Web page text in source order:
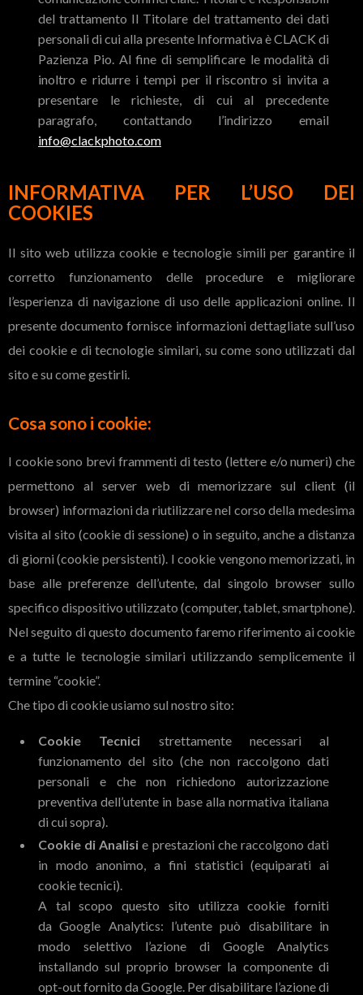
del trattamento Il Titolare del trattamento dei dati
personali di cui alla presente Informativa è CLACK di
Pazienza Pio. Al fine di semplificare le modalità di
inoltro e ridurre i tempi per il riscontro si invita a
presentare le richieste, di cui al precedente
paragrafo, contattando l’indirizzo email
info@clackphoto.com
INFORMATIVA PER L’USO DEI
COOKIES
Il sito web utilizza cookie e tecnologie simili per garantire il
corretto funzionamento delle procedure e migliorare
l’esperienza di navigazione di uso delle applicazioni online. Il
presente documento fornisce informazioni dettagliate sull’uso
dei cookie e di tecnologie similari, su come sono utilizzati dal
sito e su come gestirli.
Cosa sono i cookie:
I cookie sono brevi frammenti di testo (lettere e/o numeri) che
permettono al server web di memorizzare sul client (il
browser) informazioni da riutilizzare nel corso della medesima
visita al sito (cookie di sessione) o in seguito, anche a distanza
di giorni (cookie persistenti). I cookie vengono memorizzati, in
base alle preferenze dell’utente, dal singolo browser sullo
specifico dispositivo utilizzato (computer, tablet, smartphone).
Nel seguito di questo documento faremo riferimento ai cookie
e a tutte le tecnologie similari utilizzando semplicemente il
termine “cookie”.
Che tipo di cookie usiamo sul nostro sito:
Cookie Tecnici strettamente necessari al
funzionamento del sito (che non raccolgono dati
personali e che non richiedono autorizzazione
preventiva dell’utente in base alla normativa italiana
di cui sopra).
Cookie di Analisi e prestazioni che raccolgono dati
in modo anonimo, a fini statistici (equiparati ai
cookie tecnici).
A tal scopo questo sito utilizza cookie forniti
da Google Analytics: l’utente può disabilitare in
modo selettivo l’azione di Google Analytics
installando sul proprio browser la componente di
opt-out fornito da Google. Per disabilitare l’azione di